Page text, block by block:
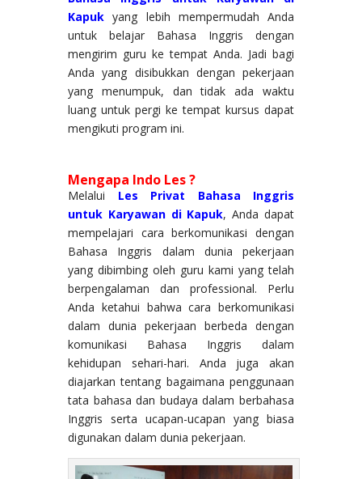
Kapukyang lebih mempermudah Anda
untuk belajar Bahasa Inggris dengan
mengirim guru ke tempat Anda. Jadi bagi
Anda yang disibukkan dengan pekerjaan
yang menumpuk, dan tidak ada waktu
luang untuk pergi ke tempat kursus dapat
mengikuti program ini.
Mengapa Indo Les ?
Melalui Les Privat Bahasa Inggris
untuk Karyawan di Kapuk, Anda dapat
mempelajari cara berkomunikasi dengan
Bahasa Inggris dalam dunia pekerjaan
yang dibimbing oleh guru kami yang telah
berpengalaman dan professional. Perlu
Anda ketahui bahwa cara berkomunikasi
dalam dunia pekerjaan berbeda dengan
komunikasi Bahasa Inggris dalam
kehidupan sehari-hari. Anda juga akan
diajarkan tentang bagaimana penggunaan
tata bahasa dan budaya dalam berbahasa
Inggris serta ucapan-ucapan yang biasa
digunakan dalam dunia pekerjaan.